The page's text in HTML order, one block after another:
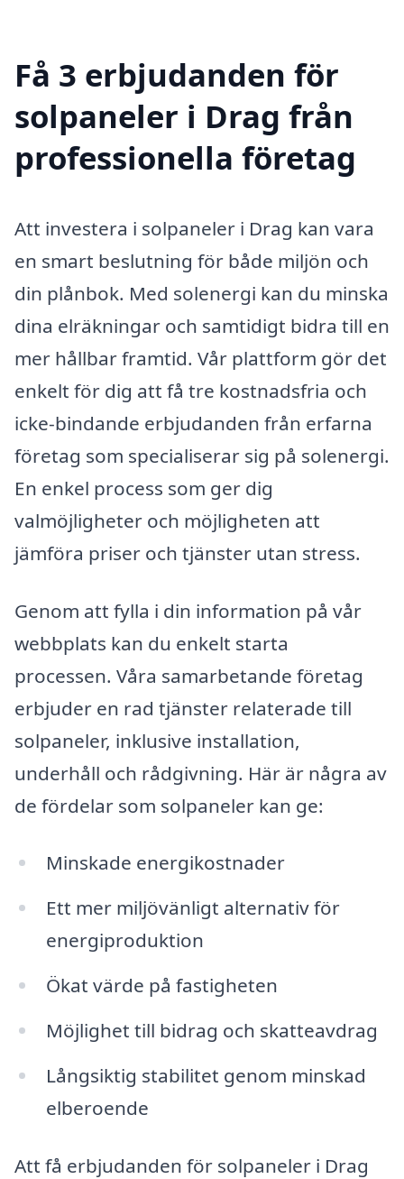
Få 3 erbjudanden för
solpaneler i Drag från
professionella företag
Att investera i solpaneler i Drag kan vara
en smart beslutning för både miljön och
din plånbok. Med solenergi kan du minska
dina elräkningar och samtidigt bidra till en
mer hållbar framtid. Vår plattform gör det
enkelt för dig att få tre kostnadsfria och
icke-bindande erbjudanden från erfarna
företag som specialiserar sig på solenergi.
En enkel process som ger dig
valmöjligheter och möjligheten att
jämföra priser och tjänster utan stress.
Genom att fylla i din information på vår
webbplats kan du enkelt starta
processen. Våra samarbetande företag
erbjuder en rad tjänster relaterade till
solpaneler, inklusive installation,
underhåll och rådgivning. Här är några av
de fördelar som solpaneler kan ge:
Minskade energikostnader
Ett mer miljövänligt alternativ för
energiproduktion
Ökat värde på fastigheten
Möjlighet till bidrag och skatteavdrag
Långsiktig stabilitet genom minskad
elberoende
Att få erbjudanden för solpaneler i Drag